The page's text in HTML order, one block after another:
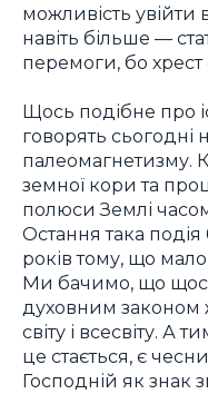
можливість увійти
навіть більше —
перемоги, бо
Щось подібне про
говорять
палеомагнетизму.
земної кори та
полюси Землі
Остання така
років тому, що
Ми бачимо, що
духовним законом
світу і всесвіту. А
це стається, є
Господній як знак